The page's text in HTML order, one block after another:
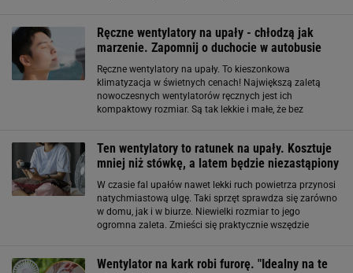
Ręczne wentylatory na upały - chłodzą jak
marzenie. Zapomnij o duchocie w autobusie
Ręczne wentylatory na upały. To kieszonkowa
klimatyzacja w świetnych cenach! Największą zaletą
nowoczesnych wentylatorów ręcznych jest ich
kompaktowy rozmiar. Są tak lekkie i małe, że bez
Ten wentylatory to ratunek na upały. Kosztuje
mniej niż stówkę, a latem będzie niezastąpiony
W czasie fal upałów nawet lekki ruch powietrza przynosi
natychmiastową ulgę. Taki sprzęt sprawdza się zarówno
w domu, jak i w biurze. Niewielki rozmiar to jego
ogromna zaleta. Zmieści się praktycznie wszędzie
Wentylator na kark robi furorę. "Idealny na te